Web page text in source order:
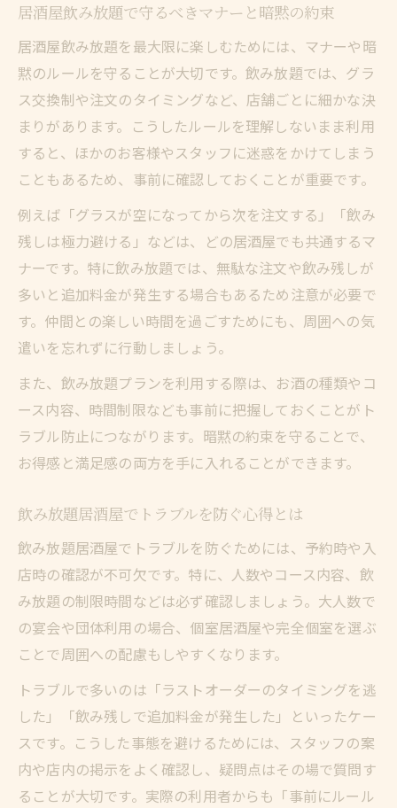
居酒屋飲み放題で守るべきマナーと暗黙の約束
居酒屋飲み放題を最大限に楽しむためには、マナーや暗
黙のルールを守ることが大切です。飲み放題では、グラ
ス交換制や注文のタイミングなど、店舗ごとに細かな決
まりがあります。こうしたルールを理解しないまま利用
すると、ほかのお客様やスタッフに迷惑をかけてしまう
こともあるため、事前に確認しておくことが重要です。
例えば「グラスが空になってから次を注文する」「飲み
残しは極力避ける」などは、どの居酒屋でも共通するマ
ナーです。特に飲み放題では、無駄な注文や飲み残しが
多いと追加料金が発生する場合もあるため注意が必要で
す。仲間との楽しい時間を過ごすためにも、周囲への気
遣いを忘れずに行動しましょう。
また、飲み放題プランを利用する際は、お酒の種類やコ
ース内容、時間制限なども事前に把握しておくことがト
ラブル防止につながります。暗黙の約束を守ることで、
お得感と満足感の両方を手に入れることができます。
飲み放題居酒屋でトラブルを防ぐ心得とは
飲み放題居酒屋でトラブルを防ぐためには、予約時や入
店時の確認が不可欠です。特に、人数やコース内容、飲
み放題の制限時間などは必ず確認しましょう。大人数で
の宴会や団体利用の場合、個室居酒屋や完全個室を選ぶ
ことで周囲への配慮もしやすくなります。
トラブルで多いのは「ラストオーダーのタイミングを逃
した」「飲み残しで追加料金が発生した」といったケー
スです。こうした事態を避けるためには、スタッフの案
内や店内の掲示をよく確認し、疑問点はその場で質問す
ることが大切です。実際の利用者からも「事前にルール